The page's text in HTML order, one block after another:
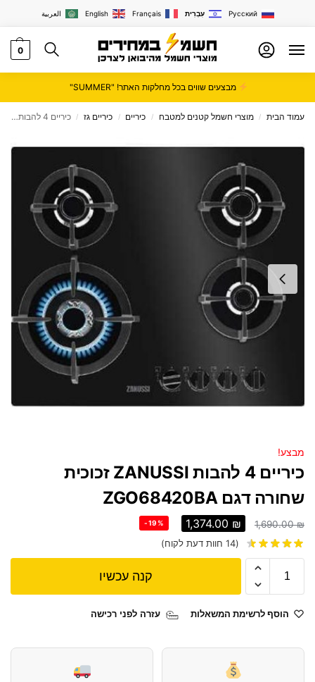
العربية English Français עִבְרִית Русский
0
מבצעים שווים בכל מחלקות האתר! "SUMMER"
עמוד הבית / מוצרי חשמל קטנים למטבח / כיריים / כיריים גז / כיריים 4 להבות ZANUSSI זכוכית שחורה דגם ZGO68420BA
מבצע!
כיריים 4 להבות ZANUSSI זכוכית
שחורה דגם ZGO68420BA
1,690.00₪
1,374.00 ₪
-19%
(
14 חוות דעת לקוח)
קנה עכשיו
הוסף לרשימת המשאלות עזרה לפני רכישה